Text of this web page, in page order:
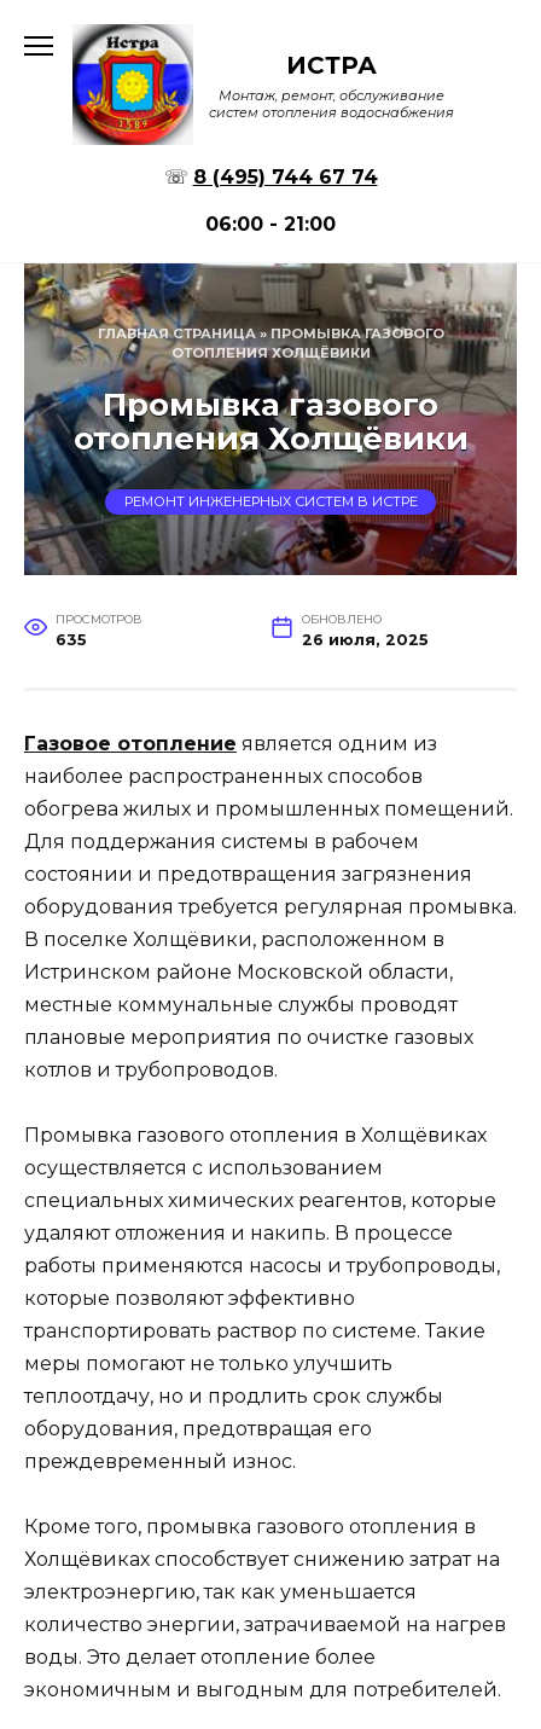
содержанию
ИСТРА
Монтаж, ремонт, обслуживание
систем отопления водоснабжения
☏ 8 (495) 744 67 74
06:00 - 21:00
ГЛАВНАЯ СТРАНИЦА»ПРОМЫВКА ГАЗОВОГО
ОТОПЛЕНИЯ ХОЛЩЁВИКИ
Промывка газового
отопления Холщёвики
РЕМОНТ ИНЖЕНЕРНЫХ СИСТЕМ В ИСТРЕ
ПРОСМОТРОВ
635
ОБНОВЛЕНО
26 июля, 2025
Газовое отопление является одним из
наиболее распространенных способов
обогрева жилых и промышленных помещений.
Для поддержания системы в рабочем
состоянии и предотвращения загрязнения
оборудования требуется регулярная промывка.
В поселке Холщёвики, расположенном в
Истринском районе Московской области,
местные коммунальные службы проводят
плановые мероприятия по очистке газовых
котлов и трубопроводов.
Промывка газового отопления в Холщёвиках
осуществляется с использованием
специальных химических реагентов, которые
удаляют отложения и накипь. В процессе
работы применяются насосы и трубопроводы,
которые позволяют эффективно
транспортировать раствор по системе. Такие
меры помогают не только улучшить
теплоотдачу, но и продлить срок службы
оборудования, предотвращая его
преждевременный износ.
Кроме того, промывка газового отопления в
Холщёвиках способствует снижению затрат на
электроэнергию, так как уменьшается
количество энергии, затрачиваемой на нагрев
воды. Это делает отопление более
экономичным и выгодным для потребителей.